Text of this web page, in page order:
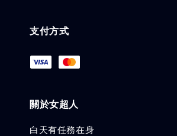
支付方式
關於女超人
白天有任務在身